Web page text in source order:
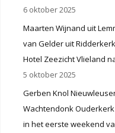
6 oktober 2025
Maarten Wijnand uit
van Gelder uit
Hotel Zeezicht Vlieland
5 oktober 2025
Gerben Knol
Wachtendonk
in het eerste weekend